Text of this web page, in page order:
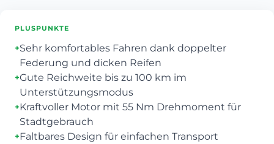
PLUSPUNKTE
+Sehr komfortables Fahren dank doppelter
Federung und dicken Reifen
+Gute Reichweite bis zu 100 km im
Unterstützungsmodus
+Kraftvoller Motor mit 55 Nm Drehmoment für
Stadtgebrauch
+Faltbares Design für einfachen Transport